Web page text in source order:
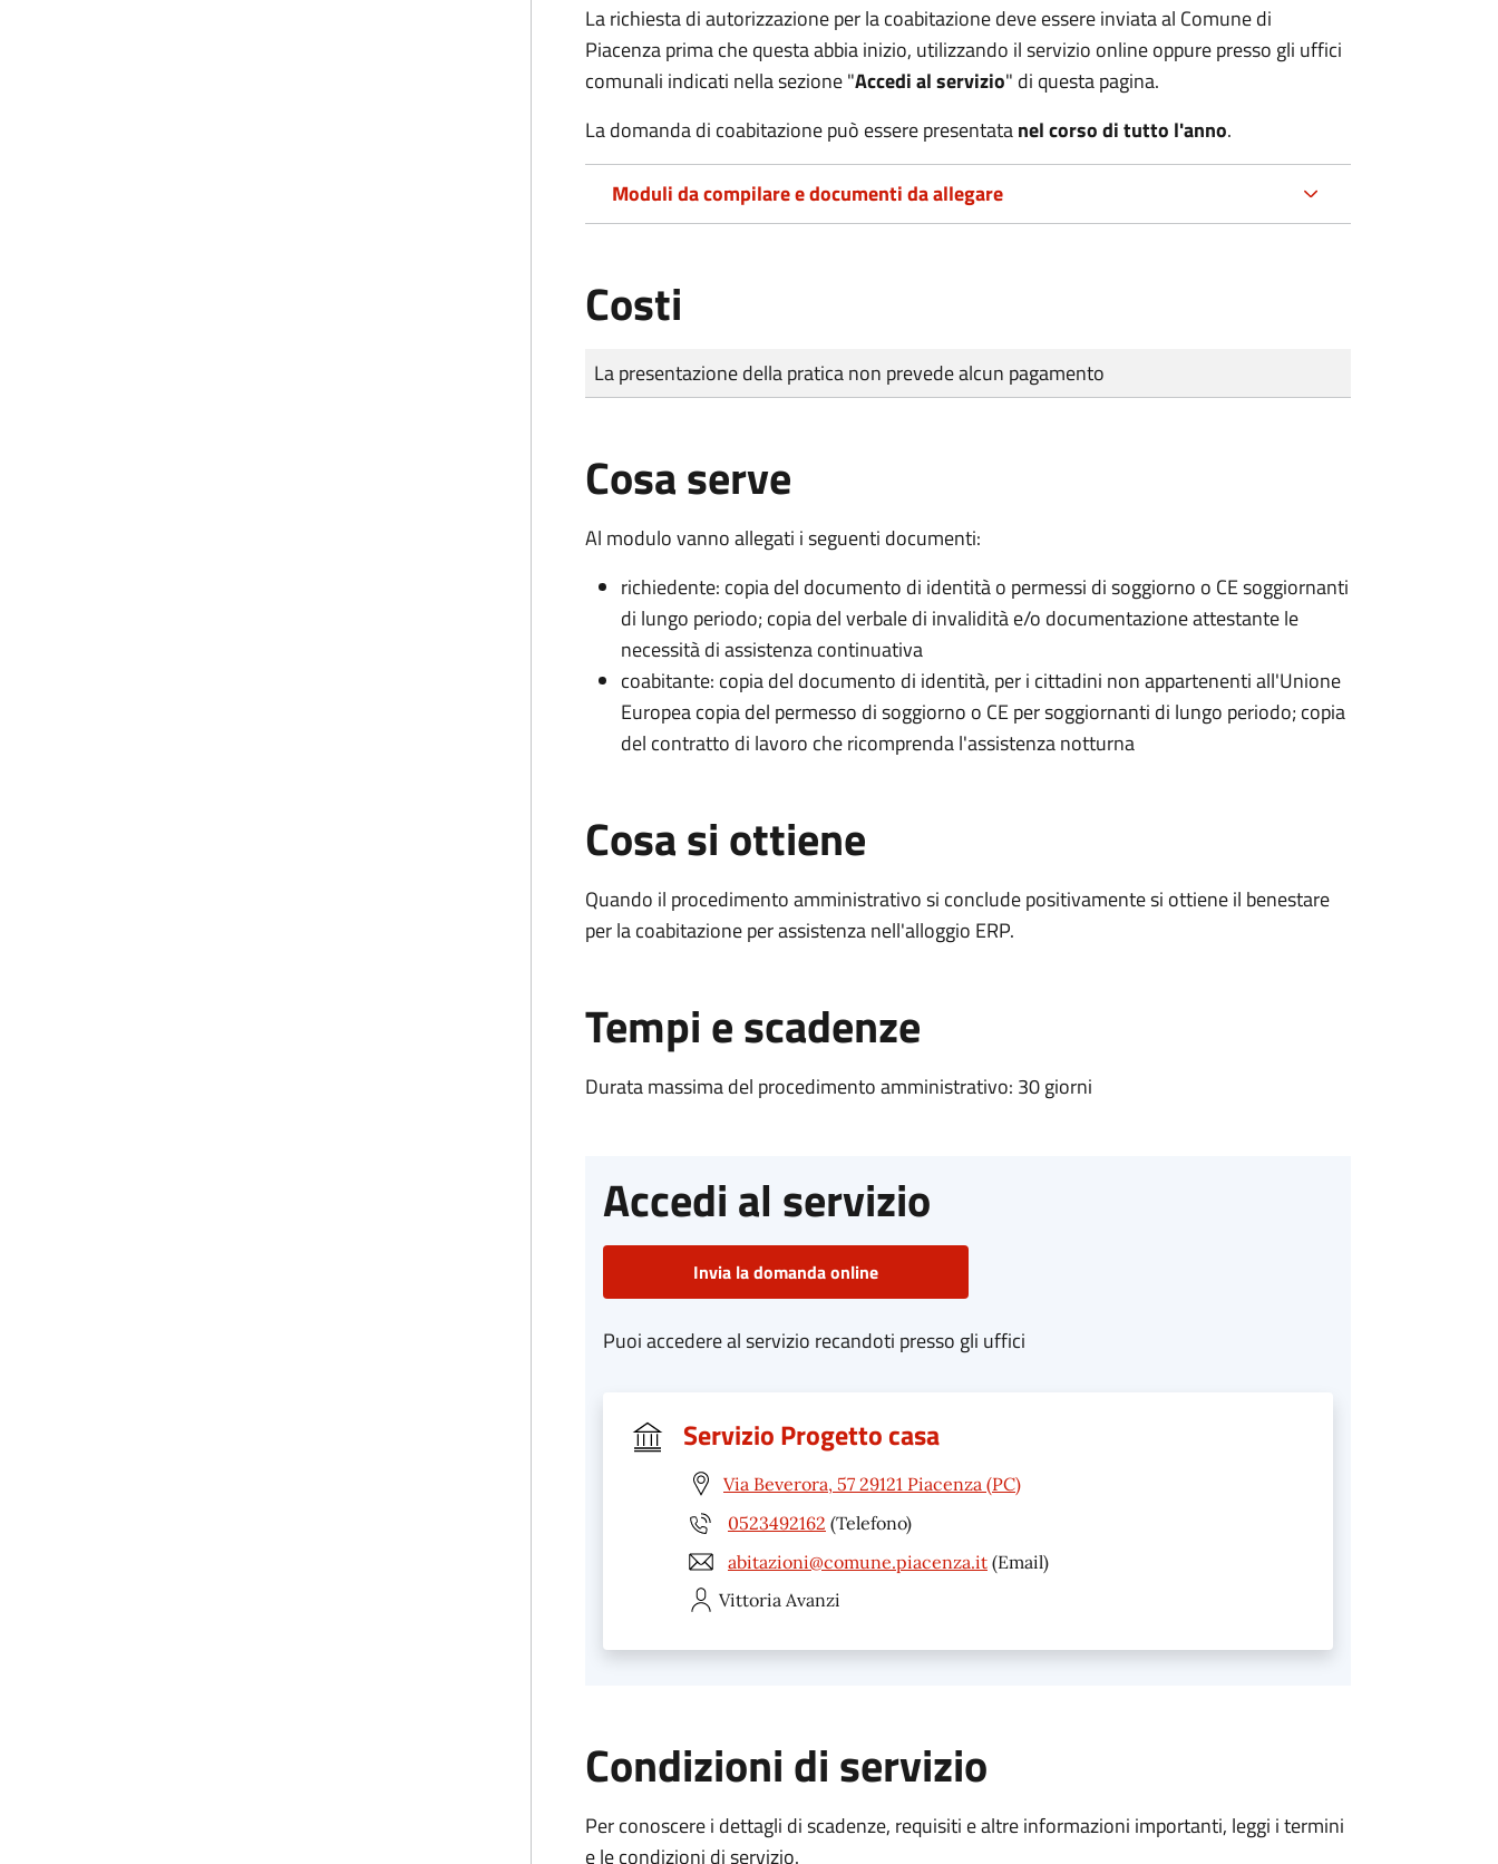
La richiesta di autorizzazione per la coabitazione deve essere inviata al Comune di
Piacenza prima che questa abbia inizio, utilizzando il servizio online oppure presso gli uffici
comunali indicati nella sezione "Accedi al servizio" di questa pagina.
La domanda di coabitazione può essere presentatanel corso di tutto l'anno.
Moduli da compilare e documenti da allegare
Costi
Tipo di pagamento
Importo
La presentazione della pratica non prevede alcun pagamento
Cosa serve
Al modulo vanno allegati i seguenti documenti:
richiedente: copia del documento di identità o permessi di soggiorno o CE soggiornanti
di lungo periodo; copia del verbale di invalidità e/o documentazione attestante le
necessità di assistenza continuativa
coabitante: copia del documento di identità, per i cittadini non appartenenti all'Unione
Europea copia del permesso di soggiorno o CE per soggiornanti di lungo periodo; copia
del contratto di lavoro che ricomprenda l'assistenza notturna
Cosa si ottiene
Quando il procedimento amministrativo si conclude positivamente si ottiene il benestare
per la coabitazione per assistenza nell'alloggio ERP.
Tempi e scadenze
Durata massima del procedimento amministrativo: 30 giorni
Accedi al servizio
Invia la domanda online
Puoi accedere al servizio recandoti presso gli uffici
Servizio Progetto casa
Via Beverora, 57 29121 Piacenza (PC)
0523492162 (Telefono)
abitazioni@comune.piacenza.it (Email)
Vittoria Avanzi
Condizioni di servizio
Per conoscere i dettagli di scadenze, requisiti e altre informazioni importanti, leggi i termini
e le condizioni di servizio.